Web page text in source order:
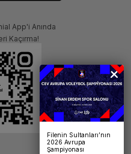
App'i Anında
Kaçırma!
Filenin Sultanları’nın
2026 Avrupa
Şampiyonası